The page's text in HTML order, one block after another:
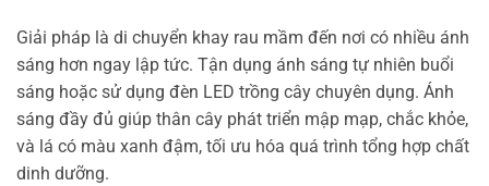
Giải pháp là di chuyển khay rau mầm đến nơi có nhiều ánh
sáng hơn ngay lập tức. Tận dụng ánh sáng tự nhiên buổi
sáng hoặc sử dụng đèn LED trồng cây chuyên dụng. Ánh
sáng đầy đủ giúp thân cây phát triển mập mạp, chắc khỏe,
và lá có màu xanh đậm, tối ưu hóa quá trình tổng hợp chất
dinh dưỡng.